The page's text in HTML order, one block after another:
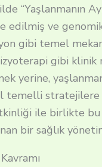
“Yaşlanmanın
ve genomik
gibi temel
gibi klinik
yerine,
stratejilere
ile birlikte
bir sağlık